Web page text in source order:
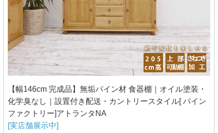
【幅146cm 完成品】無垢パイン材 食器棚｜オイル塗装・
化学臭なし｜設置付き配送・カントリースタイル[ パイン
ファクトリー]アトランタNA
[実店舗展示中]